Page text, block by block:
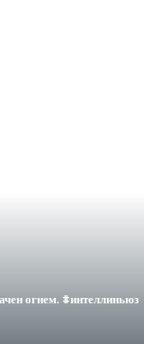
огнем. #интеллиньюз​